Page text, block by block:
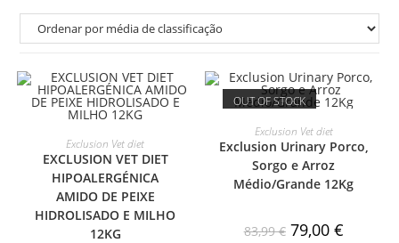
PROMO
ÇÃO!
VER PRODUTO
Exclusion Vet diet
EXCLUSION VET DIET
HIPOALERGÉNICA
AMIDO DE PEIXE
HIDROLISADO E MILHO
12KG
OUT OF STOCK
VER PRODUTO
Exclusion Vet diet
Exclusion Urinary Porco,
Sorgo e Arroz
Médio/Grande 12Kg
83,99€ 79,00 €